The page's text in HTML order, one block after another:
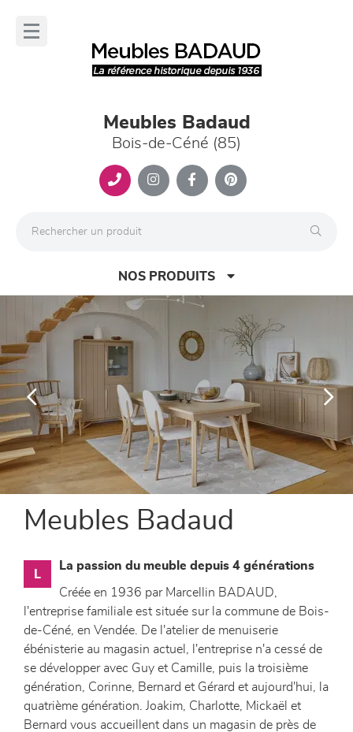
Meubles Badaud
Bois-de-Céné (85)
NOS PRODUITS
canapés et fauteuils
séjours
meubles de complément
chambres et dressing
literie
décoration
Previous
Meubles Badaud
L
La passion du meuble depuis 4 générations
Créée en 1936 par Marcellin BADAUD,
l'entreprise familiale est située sur la commune de Bois-
de-Céné, en Vendée. De l'atelier de menuiserie
ébénisterie au magasin actuel, l'entreprise n'a cessé de
se développer avec Guy et Camille, puis la troisième
génération, Corinne, Bernard et Gérard et aujourd'hui, la
quatrième génération. Joakim, Charlotte, Mickaël et
Bernard vous accueillent dans un magasin de près de